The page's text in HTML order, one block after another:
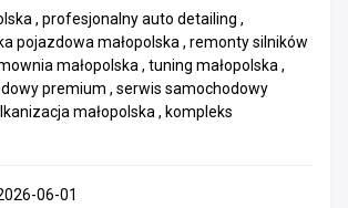
, profesjonalny auto detailing ,
pojazdowa małopolska , remonty silników
małopolska , tuning małopolska ,
premium , serwis samochodowy
małopolska , kompleks
06-01